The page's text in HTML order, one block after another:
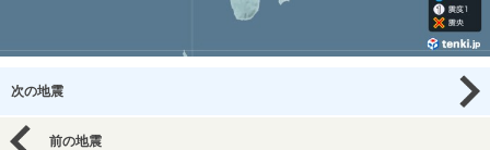
次の地震
前の地震